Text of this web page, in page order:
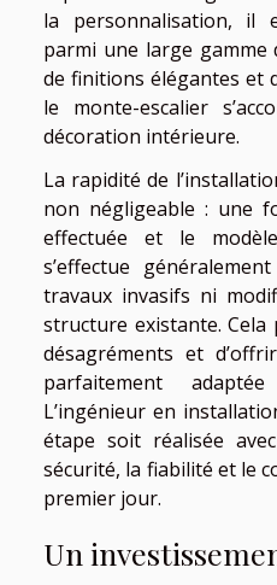
la personnalisation, il
parmi une large gamme
de finitions élégantes et
le monte-escalier
décoration intérieure.
La rapidité de
non négligeable : une
effectuée et le
s’effectue
travaux invasifs ni
structure existante.
désagréments et
parfaitement
L’ingénieur en
étape soit réalisée
sécurité, la fiabilité et le
premier jour.
Un